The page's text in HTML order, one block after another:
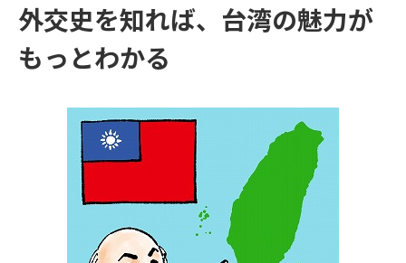
大学・短大の資料種類から請求
総合型選抜・学校推薦型選抜 募
集要項＆願書
大学入学共通テスト利用選抜の
募集要項＆願書
大学・短大以外の資料から請求
外交史を知れば、台湾の魅力が
もっとわかる